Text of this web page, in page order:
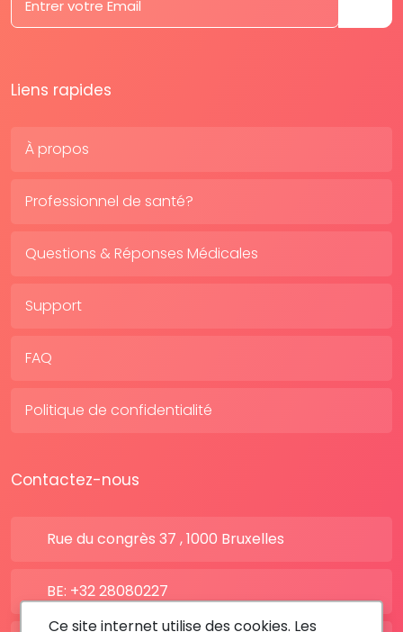
Liens rapides
À propos
Professionnel de santé?
Questions & Réponses Médicales
Support
FAQ
Politique de confidentialité
Contactez-nous
Rue du congrès 37 , 1000 Bruxelles
BE: +32 28080227
Ce site internet utilise des cookies. Les